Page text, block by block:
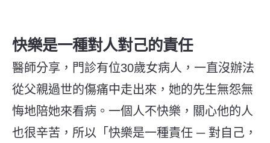
快樂是一種對人對己的責任
醫師分享，門診有位30歲女病人，一直沒辦法
從父親過世的傷痛中走出來，她的先生無怨無
悔地陪她來看病。一個人不快樂，關心他的人
也很辛苦，所以「快樂是一種責任 ─ 對自己，